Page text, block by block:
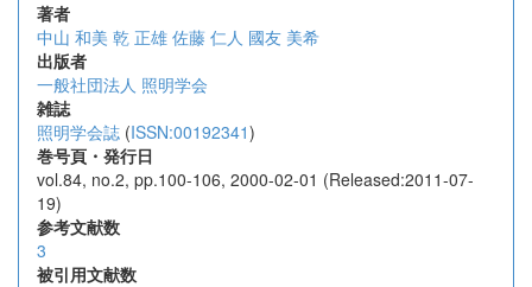
著者
中山 和美 乾 正雄 佐藤 仁人 國友 美希
出版者
一般社団法人 照明学会
雑誌
照明学会誌 (ISSN:00192341)
巻号頁・発行日
vol.84, no.2, pp.100-106, 2000-02-01 (Released:2011-07-
19)
参考文献数
3
被引用文献数